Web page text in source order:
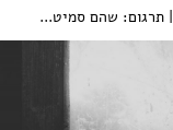
| תרגום: שהם סמיט...